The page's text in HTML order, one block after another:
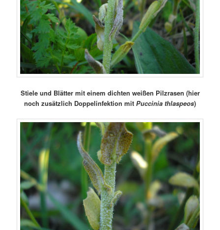
Stiele und Blätter mit einem dichten weißen Pilzrasen (hier
noch zusätzlich Doppelinfektion mit Puccinia thlaspeos)